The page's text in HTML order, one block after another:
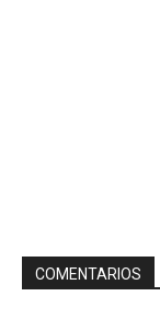
COMENTARIOS